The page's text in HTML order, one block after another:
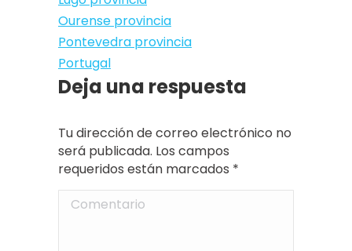
Ourense provincia
Pontevedra provincia
Portugal
Deja una respuesta
Tu dirección de correo electrónico no
será publicada. Los campos
requeridos están marcados *
Comentario